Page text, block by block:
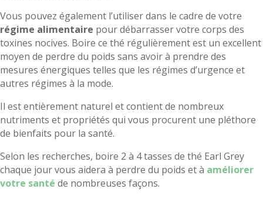
Vous pouvez également l’utiliser dans le cadre de votre
régime alimentaire pour débarrasser votre corps des
toxines nocives. Boire ce thé régulièrement est un excellent
moyen de perdre du poids sans avoir à prendre des
mesures énergiques telles que les régimes d’urgence et
autres régimes à la mode.
Il est entièrement naturel et contient de nombreux
nutriments et propriétés qui vous procurent une pléthore
de bienfaits pour la santé.
Selon les recherches, boire 2 à 4 tasses de thé Earl Grey
chaque jour vous aidera à perdre du poids et à améliorer
votre santé de nombreuses façons.